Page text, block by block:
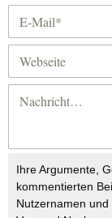
Ihre Argumente,
kommentierten
Nutzernamen